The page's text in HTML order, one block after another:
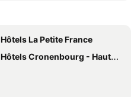
Aloft by Marriott Strasbourg City Centre
Premiere Classe Strasbourg Ouest
Hôtels La Petite France
Hôtels Cronenbourg - Hautepierre - Poteries - Hohberg